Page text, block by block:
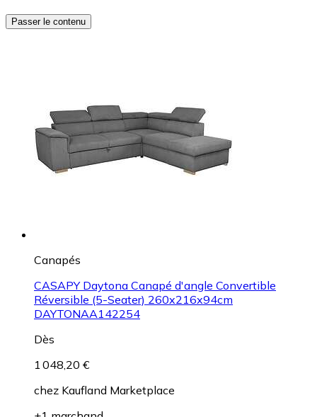
Passer le contenu
Canapés
CASAPY Daytona Canapé d'angle Convertible
Réversible (5-Seater) 260x216x94cm
DAYTONAA142254
Dès
1 048,20 €
chez Kaufland Marketplace